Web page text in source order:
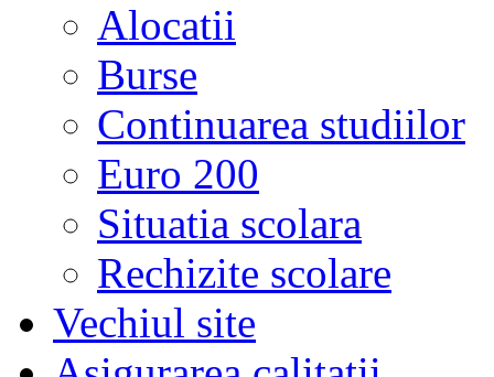
Alocatii
Burse
Continuarea studiilor
Euro 200
Situatia scolara
Rechizite scolare
Vechiul site